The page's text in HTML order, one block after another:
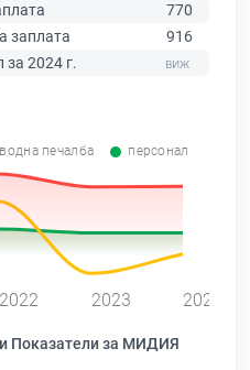
770
заплата
916
за 2024 г.
печалба персонал
2022 2023 2024
Показатели за МИДИЯ